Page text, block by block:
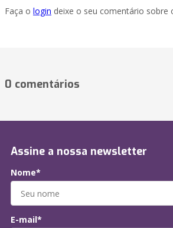
Faça o login deixe o seu comentário sobre
0 comentários
Assine a nossa newsletter
Nome*
E-mail*